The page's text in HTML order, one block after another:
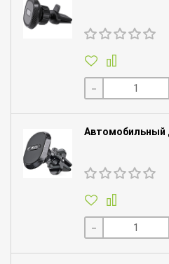
-
Автомобильный
-